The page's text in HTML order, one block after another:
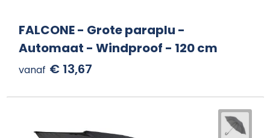
FALCONE - Grote paraplu -
Automaat - Windproof - 120 cm
vanaf € 13,67